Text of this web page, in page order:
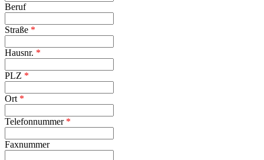
Be­ruf
Stra­ße *
Hausnr. *
PLZ *
Ort *
Te­le­fon­num­mer *
Fax­num­mer